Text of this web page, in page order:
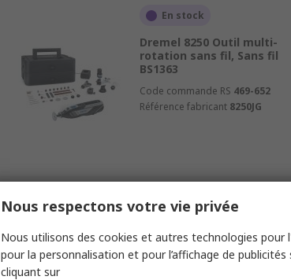
En stock
Dremel 8250 Outil multi-
rotation sans fil, Sans fil
BS1363
Code commande RS 469-652
Référence fabricant 8250JG
En stock
Bosch GRO 12V-35 GRO
Outil rotatif, Sans fil Type
UE
Nous respectons votre vie privée
Nous utilisons des cookies et autres technologies
pour la personnalisation et pour l’affichage de
cliquant sur